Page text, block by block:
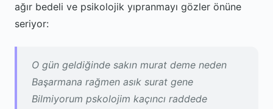
ağır bedeli ve psikolojik yıpranmayı gözler önüne
seriyor:
O gün geldiğinde sakın murat deme neden
Başarmana rağmen asık surat gene
Bilmiyorum pskolojim kaçıncı raddede